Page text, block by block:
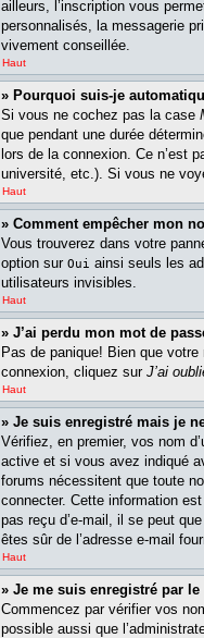
ailleurs, l’inscription vous
personnalisés, la messagerie
vivement conseillée.
Haut
» Pourquoi suis-je
Si vous ne cochez pas la case
que pendant une durée
lors de la connexion. Ce n’est
université, etc.). Si vous ne
Haut
» Comment empêcher mon
Vous trouverez dans votre
option sur Oui ainsi seuls les
utilisateurs invisibles.
Haut
» J’ai perdu mon mot de
Pas de panique! Bien que
connexion, cliquez sur J’ai
Haut
» Je suis enregistré mais je
Vérifiez, en premier, vos nom
active et si vous avez indiqué
forums nécessitent que toute
connecter. Cette information
pas reçu d’e-mail, il se peut
êtes sûr de l’adresse e-mail
Haut
» Je me suis enregistré par
Commencez par vérifier vos
possible aussi que